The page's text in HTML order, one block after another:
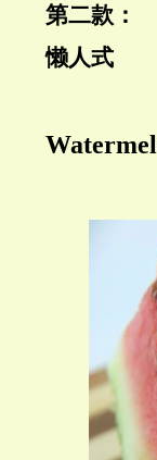
第二款：
懒人式